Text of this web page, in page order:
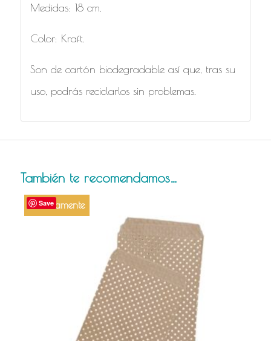
Medidas: 18 cm.
Color: Kraft.
Son de cartón biodegradable así que, tras su
uso, podrás reciclarlos sin problemas.
También te recomendamos…
Próximamente
Save